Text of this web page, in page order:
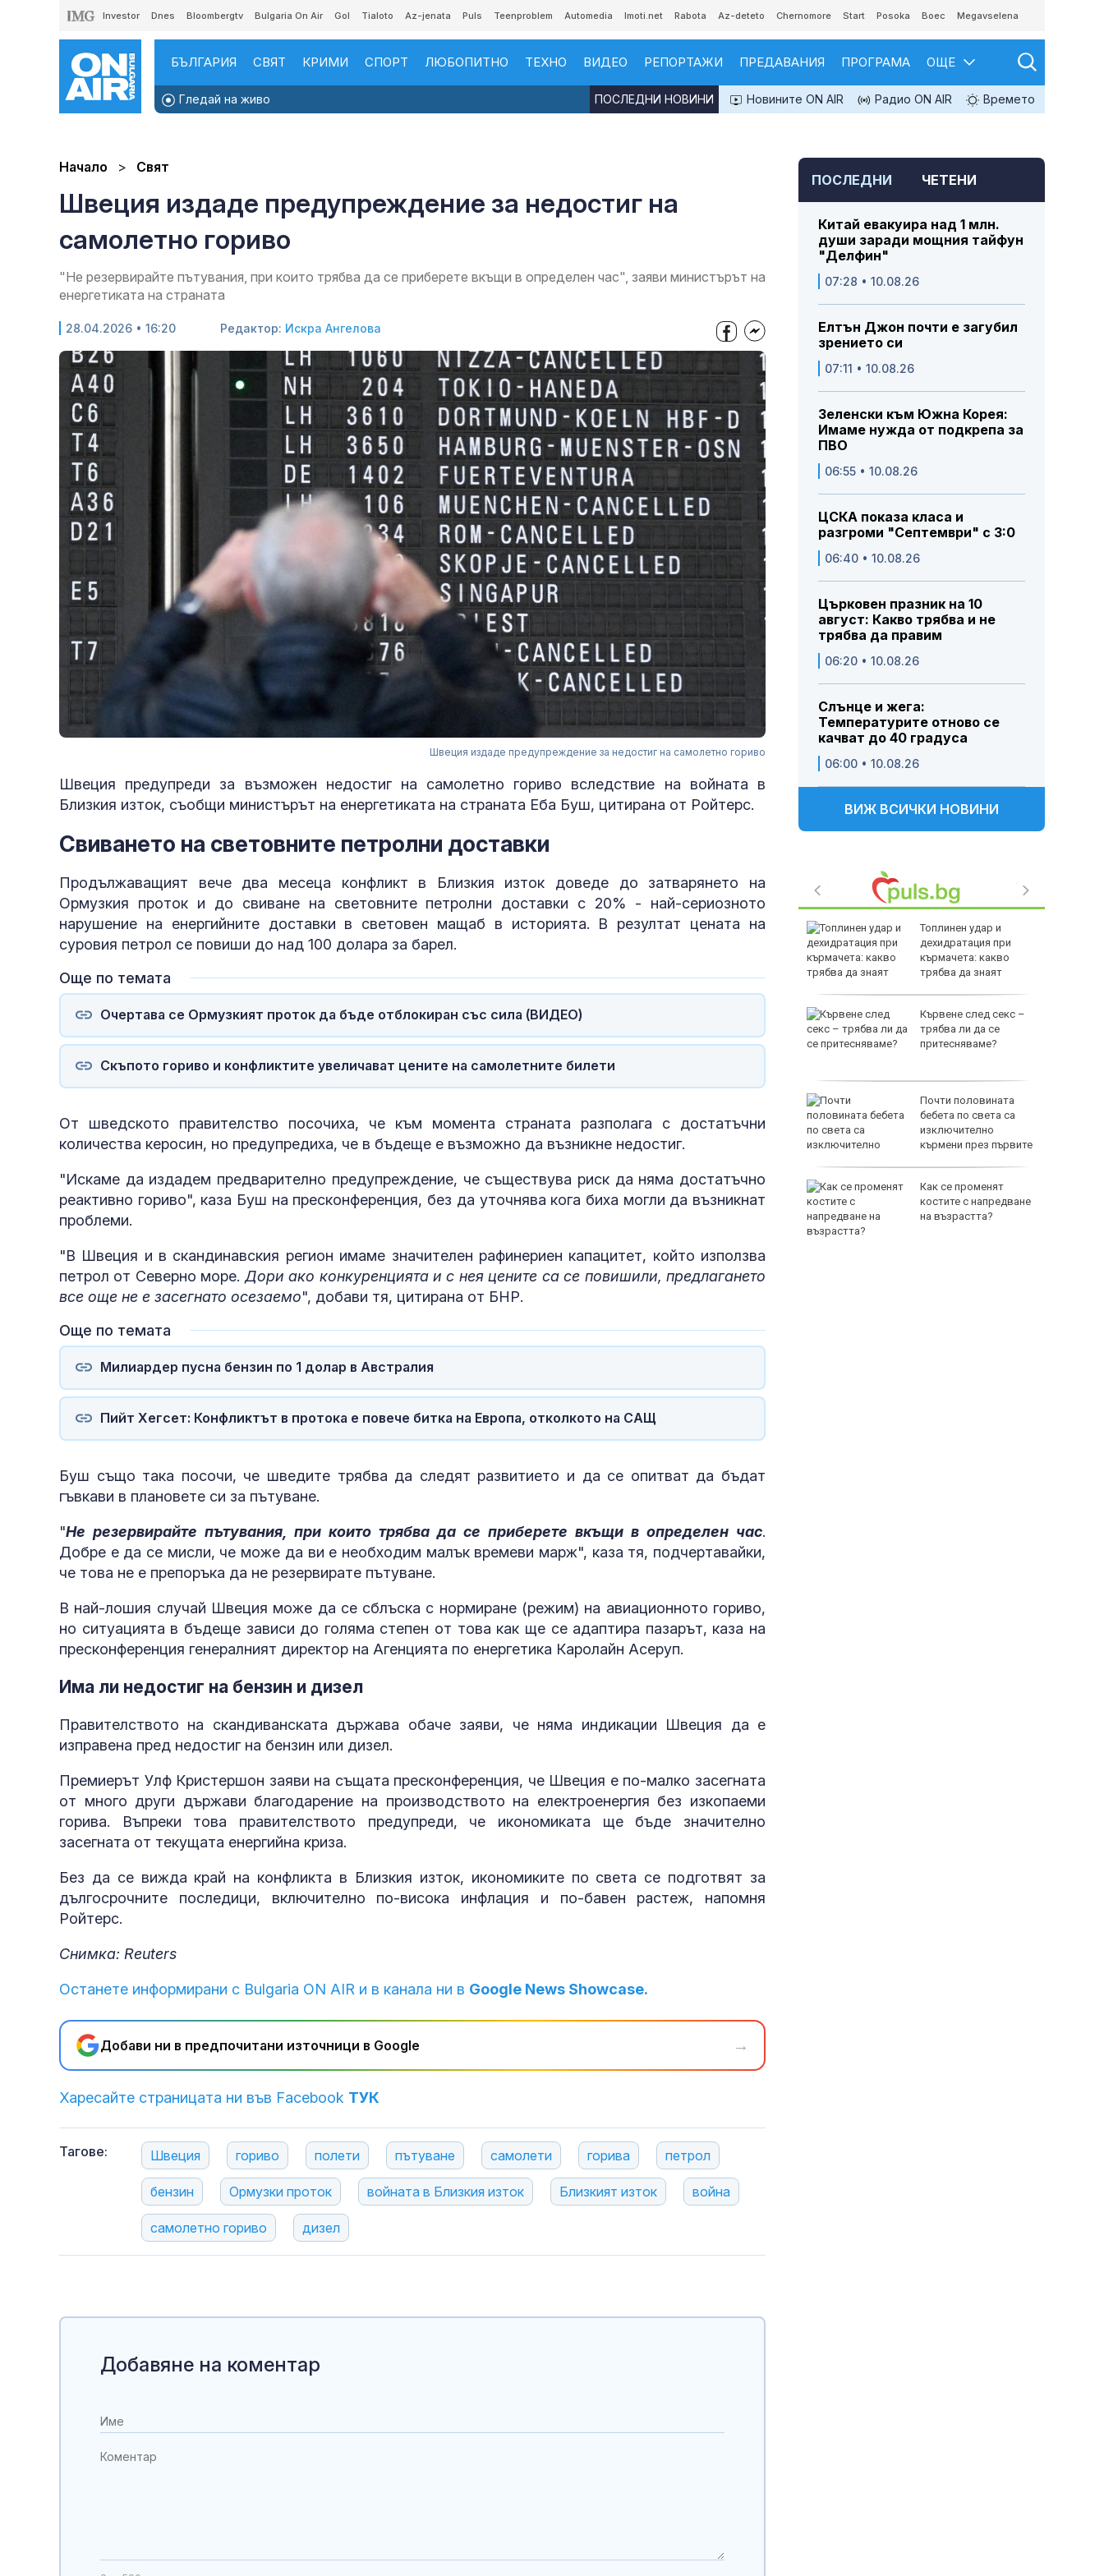
Investor Dnes Bloombergtv Bulgaria On Air Gol Tialoto Az-jenata Puls Teenproblem Automedia Imoti.net Rabota Az-deteto Chernomore Start Posoka Boec Megavselena
БЪЛГАРИЯ СВЯТ КРИМИ СПОРТ ЛЮБОПИТНО ТЕХНО ВИДЕО РЕПОРТАЖИ ПРЕДАВАНИЯ ПРОГРАМА ОЩЕ
Гледай на живо Новините ON AIR Радио ON AIR Времето
ПОСЛЕДНИ НОВИНИ
Начало Свят
Швеция издаде предупреждение за недостиг на
самолетно гориво
"Не резервирайте пътувания, при които трябва да се приберете вкъщи в определен час", заяви министърът на
енергетиката на страната
28.04.2026 • 16:20 Редактор: Искра Ангелова
Швеция издаде предупреждение за недостиг на самолетно гориво
Швеция предупреди за възможен недостиг на самолетно гориво вследствие на войната в
Близкия изток, съобщи министърът на енергетиката на страната Еба Буш, цитирана от Ройтерс.
Свиването на световните петролни доставки
Продължаващият вече два месеца конфликт в Близкия изток доведе до затварянето на
Ормузкия проток и до свиване на световните петролни доставки с 20% - най-сериозното
нарушение на енергийните доставки в световен мащаб в историята. В резултат цената на
суровия петрол се повиши до над 100 долара за барел.
Още по темата
Очертава се Ормузкият проток да бъде отблокиран със сила (ВИДЕО)
Скъпото гориво и конфликтите увеличават цените на самолетните билети
От шведското правителство посочиха, че към момента страната разполага с достатъчни
количества керосин, но предупредиха, че в бъдеще е възможно да възникне недостиг.
"Искаме да издадем предварително предупреждение, че съществува риск да няма достатъчно
реактивно гориво", каза Буш на пресконференция, без да уточнява кога биха могли да възникнат
проблеми.
"В Швеция и в скандинавския регион имаме значителен рафинериен капацитет, който използва
петрол от Северно море. Дори ако конкуренцията и с нея цените са се повишили, предлагането
все още не е засегнато осезаемо", добави тя, цитирана от БНР.
Още по темата
Милиардер пусна бензин по 1 долар в Австралия
Пийт Хегсет: Конфликтът в протока е повече битка на Европа, отколкото на САЩ
Буш също така посочи, че шведите трябва да следят развитието и да се опитват да бъдат
гъвкави в плановете си за пътуване.
"Не резервирайте пътувания, при които трябва да се приберете вкъщи в определен час.
Добре е да се мисли, че може да ви е необходим малък времеви марж", каза тя, подчертавайки,
че това не е препоръка да не резервирате пътуване.
В най-лошия случай Швеция може да се сблъска с нормиране (режим) на авиационното гориво,
но ситуацията в бъдеще зависи до голяма степен от това как ще се адаптира пазарът, каза на
пресконференция генералният директор на Агенцията по енергетика Каролайн Асеруп.
Има ли недостиг на бензин и дизел
Правителството на скандиванската държава обаче заяви, че няма индикации Швеция да е
изправена пред недостиг на бензин или дизел.
Премиерът Улф Кристершон заяви на същата пресконференция, че Швеция е по-малко засегната
от много други държави благодарение на производството на електроенергия без изкопаеми
горива. Въпреки това правителството предупреди, че икономиката ще бъде значително
засегната от текущата енергийна криза.
Без да се вижда край на конфликта в Близкия изток, икономиките по света се подготвят за
дългосрочните последици, включително по-висока инфлация и по-бавен растеж, напомня
Ройтерс.
Снимка: Reuters
Останете информирани с Bulgaria ON AIR и в канала ни в Google News Showcase.
Добави ни в предпочитани източници в Google →
Харесайте страницата ни във Facebook ТУК
Тагове: Швеция гориво полети пътуване самолети горива петрол
бензин Ормузки проток войната в Близкия изток Близкият изток война
самолетно гориво дизел
ПОСЛЕДНИ ЧЕТЕНИ
Китай евакуира над 1 млн.
души заради мощния тайфун
"Делфин"
07:28 • 10.08.26
Елтън Джон почти е загубил
зрението си
07:11 • 10.08.26
Зеленски към Южна Корея:
Имаме нужда от подкрепа за
ПВО
06:55 • 10.08.26
ЦСКА показа класа и
разгроми "Септември" с 3:0
06:40 • 10.08.26
Църковен празник на 10
август: Какво трябва и не
трябва да правим
06:20 • 10.08.26
Слънце и жега:
Температурите отново се
качват до 40 градуса
06:00 • 10.08.26
ВИЖ ВСИЧКИ НОВИНИ
Виктория Ангелова
им се увеличават
НБА
Горещо и днес, ще
вали само в планините
Топлинен удар и
дехидратация при
кърмачета: какво
трябва да знаят
Кървене след секс –
трябва ли да се
притесняваме?
Почти половината
бебета по света са
изключително
кърмени през първите
Как се променят
костите с напредване
на възрастта?
Добавяне на коментар